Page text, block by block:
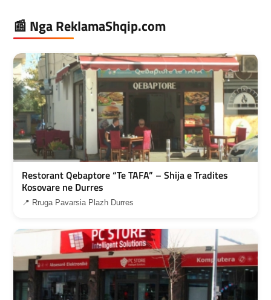
📰 Nga ReklamaShqip.com
Restorant Qebaptore “Te TAFA” – Shija e Tradites
Kosovare ne Durres
📍 Rruga Pavarsia Plazh Durres